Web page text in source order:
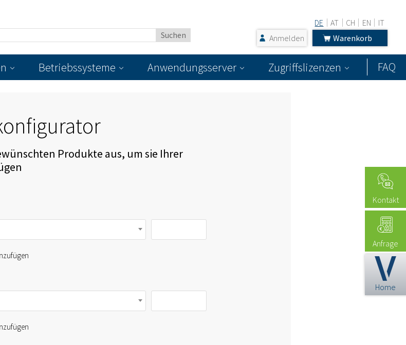
DE AT CH EN
IT
Anmelden
Warenkorb
Betriebssysteme Anwendungsserver Zugriffslizenzen FAQ
Kontakt
Anfrage
Home
Produkte aus, um sie Ihrer